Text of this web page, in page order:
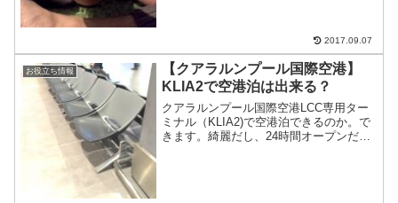
2017.09.07
お役立ち情報
【クアラルンプール国際空港】
KLIA2で空港泊は出来る？
クアラルンプール国際空港LCC専用ター
ミナル（KLIA2)で空港泊できるのか。で
きます。綺麗だし、24時間オープンだ